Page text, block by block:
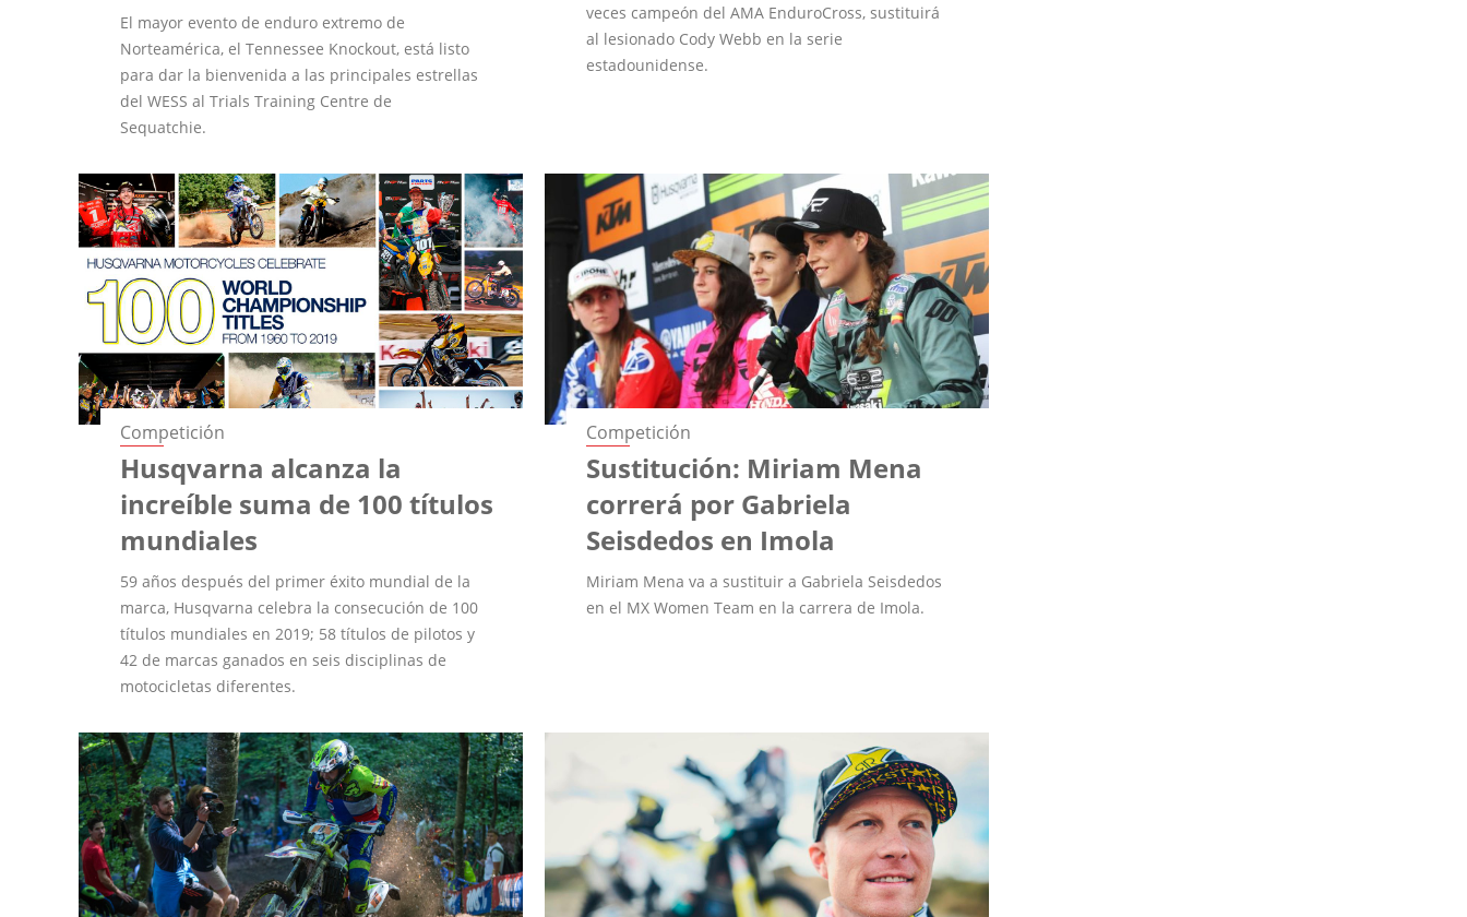
El mayor evento de enduro extremo de
Norteamérica, el Tennessee Knockout, está listo
para dar la bienvenida a las principales estrellas
del WESS al Trials Training Centre de
Sequatchie.
veces campeón del AMA EnduroCross, sustituirá
al lesionado Cody Webb en la serie
estadounidense.
Competición
Husqvarna alcanza la
increíble suma de 100 títulos
mundiales
59 años después del primer éxito mundial de la
marca, Husqvarna celebra la consecución de 100
títulos mundiales en 2019; 58 títulos de pilotos y
42 de marcas ganados en seis disciplinas de
motocicletas diferentes.
Competición
Sustitución: Miriam Mena
correrá por Gabriela
Seisdedos en Imola
Miriam Mena va a sustituir a Gabriela Seisdedos
en el MX Women Team en la carrera de Imola.